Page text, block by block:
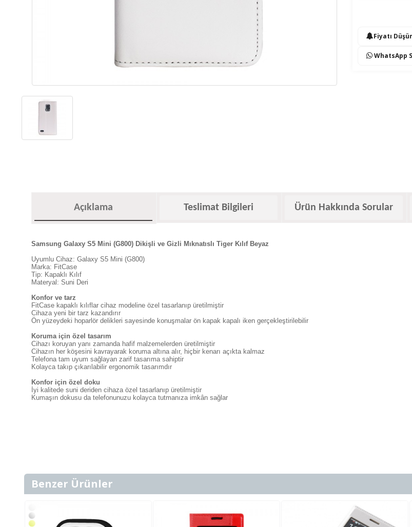
Fiyatı
WhatsApp
Açıklama Teslimat Bilgileri Ürün Hakkında Sorular
Samsung Galaxy S5 Mini (G800) Dikişli ve Gizli Mıknatıslı Tiger Kılıf Beyaz
Uyumlu Cihaz: Galaxy S5 Mini (G800)
Marka: FitCase
Tip: Kapaklı Kılıf
Materyal: Suni Deri
Konfor ve tarz
FitCase kapaklı kılıflar cihaz modeline özel tasarlanıp üretilmiştir
Cihaza yeni bir tarz kazandırır
Ön yüzeydeki hoparlör delikleri sayesinde konuşmalar ön kapak kapalı iken gerçekleştirilebilir
Koruma için özel tasarım
Cihazı koruyan yanı zamanda hafif malzemelerden üretilmiştir
Cihazın her köşesini kavrayarak koruma altına alır, hiçbir kenarı açıkta kalmaz
Telefona tam uyum sağlayan zarif tasarıma sahiptir
Kolayca takıp çıkarılabilir ergonomik tasarımdır
Konfor için özel doku
İyi kalitede suni deriden cihaza özel tasarlanıp üretilmiştir
Kumaşın dokusu da telefonunuzu kolayca tutmanıza imkân sağlar
Benzer Ürünler